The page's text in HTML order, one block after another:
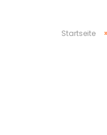
Startseite »